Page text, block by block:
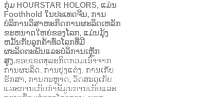
ກຸ່ມ HOURSTAR HOLORS, ແມ່ນ
Foothhold ໃນປະເທດຈີນ, ການ
ບໍລິການວິສາຫະກິດການຜະລິດເຫລັກ
ຂະຫນາດໃຫຍ່ຂອງໂລກ, ແມ່ນມຸ້ງ
ຫມັ້ນກັບລູກຄ້າທົ່ວໂລກທີ່ມີ
ຜະລິດຕະພັນແລະບໍລິການເຫຼັກ
ສູງ.ຂອບເຂດທຸລະກິດກວມເອົາຈາກ
ການຜະລິດ, ການປຸງແຕ່ງ, ການເກັບ
ຮັກສາ, ການຕະຫຼາດ, ວັດສະດຸເກັບ
ແລະການເກັບກໍາຂໍ້ມູນການເກັບແລະ